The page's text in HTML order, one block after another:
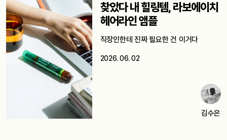
찾았다 내 힐링템, 라보에이치
헤어라인 앰플
직장인한테 진짜 필요한 건 이거다
2026. 06. 02
김수은